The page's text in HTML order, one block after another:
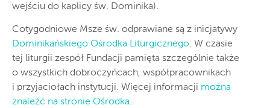
wejściu do kaplicy św. Dominika).
Cotygodniowe Msze św. odprawiane są z inicjatywy
Dominikańskiego Ośrodka Liturgicznego. W czasie
tej liturgii zespół Fundacji pamięta szczególnie także
o wszystkich dobroczyńcach, współpracownikach
i przyjaciołach instytucji. Więcej informacji można
znaleźć na stronie Ośrodka.